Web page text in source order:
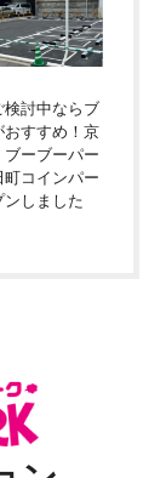
検討中ならブ
おすすめ！京
ーブーパー
コインパー
ンしました